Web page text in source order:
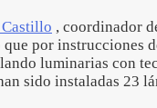
Castillo , coordinador
por instrucciones
luminarias con
sido instaladas 23